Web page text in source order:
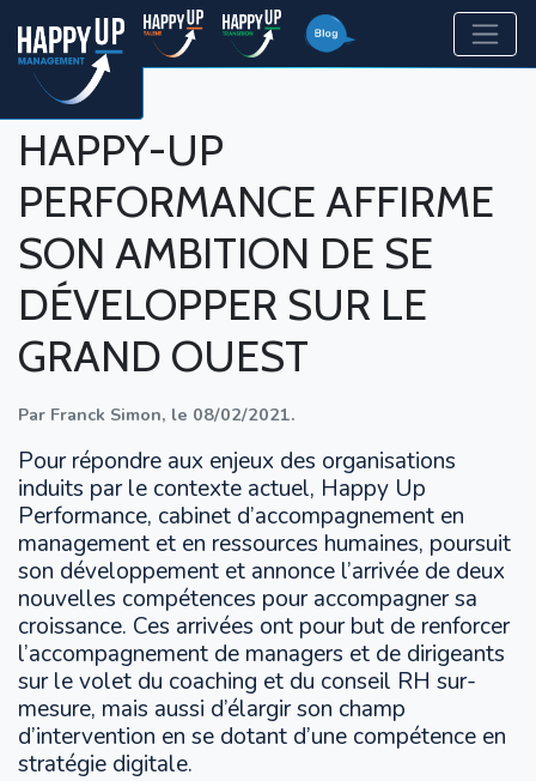
HAPPY-UP
PERFORMANCE AFFIRME
SON AMBITION DE SE
DÉVELOPPER SUR LE
GRAND OUEST
Par Franck Simon, le 08/02/2021.
Pour répondre aux enjeux des organisations
induits par le contexte actuel, Happy Up
Performance, cabinet d’accompagnement en
management et en ressources humaines, poursuit
son développement et annonce l’arrivée de deux
nouvelles compétences pour accompagner sa
croissance. Ces arrivées ont pour but de renforcer
l’accompagnement de managers et de dirigeants
sur le volet du coaching et du conseil RH sur-
mesure, mais aussi d’élargir son champ
d’intervention en se dotant d’une compétence en
stratégie digitale.